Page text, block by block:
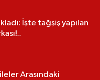
İşte tağşiş yapılan
Arasındaki